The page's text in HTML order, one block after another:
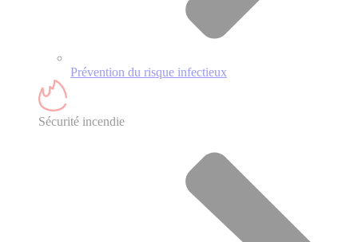
Prévention du risque infectieux
Sécurité incendie